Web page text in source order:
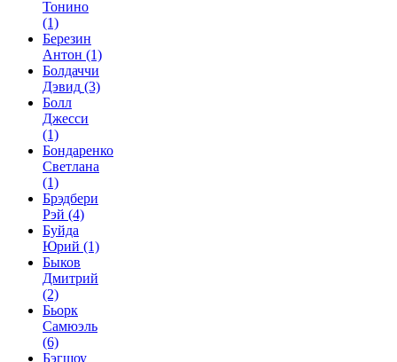
Тонино
(1)
Березин
Антон (1)
Болдаччи
Дэвид (3)
Болл
Джесси
(1)
Бондаренко
Светлана
(1)
Брэдбери
Рэй (4)
Буйда
Юрий (1)
Быков
Дмитрий
(2)
Бьорк
Самюэль
(6)
Бэгшоу